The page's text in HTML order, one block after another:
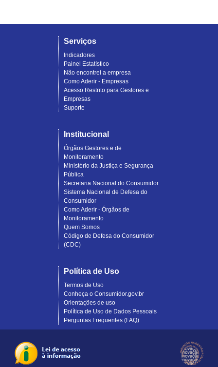
Serviços
Indicadores
Painel Estatístico
Não encontrei a empresa
Como Aderir - Empresas
Acesso Restrito para Gestores e
Empresas
Suporte
Institucional
Órgãos Gestores e de
Monitoramento
Ministério da Justiça e Segurança
Pública
Secretaria Nacional do Consumidor
Sistema Nacional de Defesa do
Consumidor
Como Aderir - Órgãos de
Monitoramento
Quem Somos
Código de Defesa do Consumidor
(CDC)
Política de Uso
Termos de Uso
Conheça o Consumidor.gov.br
Orientações de uso
Política de Uso de Dados Pessoais
Perguntas Frequentes (FAQ)